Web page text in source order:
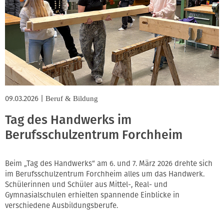
09.03.2026 Beruf & Bildung
Tag des Handwerks im
Berufsschulzentrum Forchheim
Beim „Tag des Handwerks“ am 6. und 7. März 2026 drehte sich
im Berufsschulzentrum Forchheim alles um das Handwerk.
Schülerinnen und Schüler aus Mittel-, Real- und
Gymnasialschulen erhielten spannende Einblicke in
verschiedene Ausbildungsberufe.